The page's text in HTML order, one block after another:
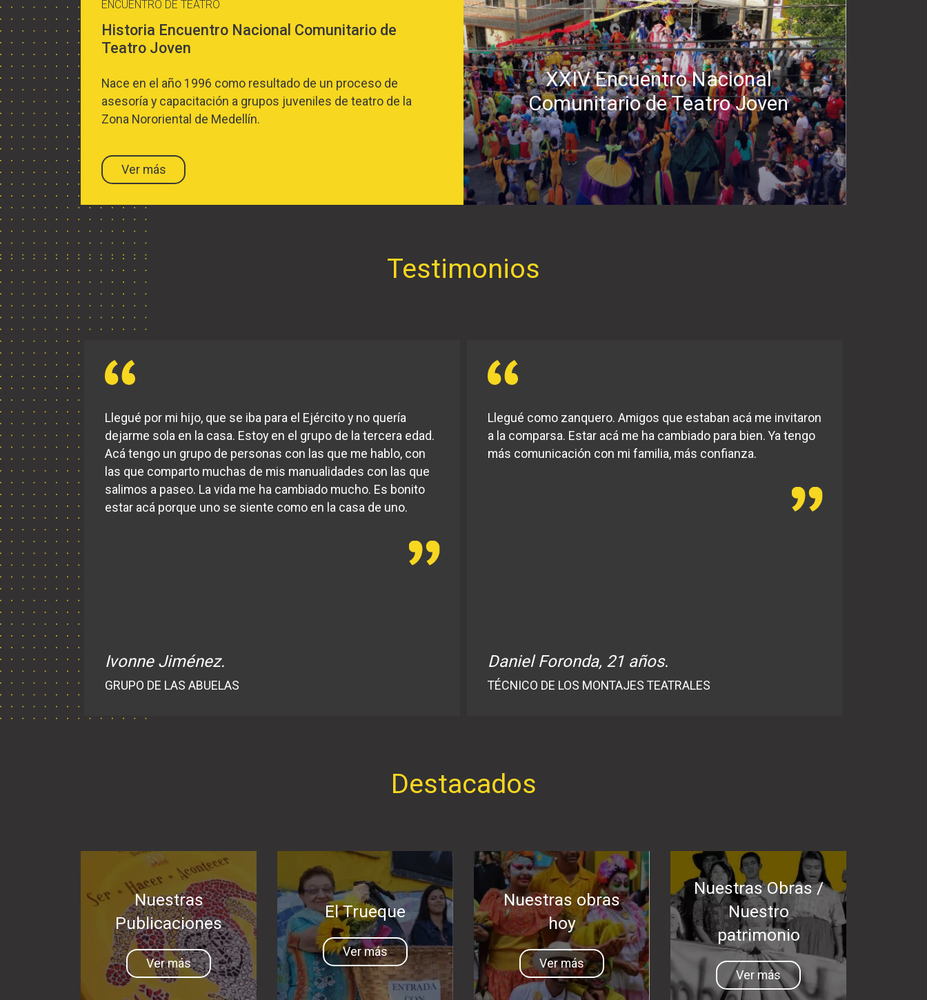
ENCUENTRO DE TEATRO
Historia Encuentro Nacional Comunitario de
Teatro Joven
Nace en el año 1996 como resultado de un proceso de
asesoría y capacitación a grupos juveniles de teatro de la
Zona Nororiental de Medellín.
Ver más
XXIV Encuentro Nacional
Comunitario de Teatro Joven
Testimonios
Llegué por mi hijo, que se iba para el Ejército y no quería
dejarme sola en la casa. Estoy en el grupo de la tercera edad.
Acá tengo un grupo de personas con las que me hablo, con
las que comparto muchas de mis manualidades con las que
salimos a paseo. La vida me ha cambiado mucho. Es bonito
estar acá porque uno se siente como en la casa de uno.
Ivonne Jiménez.
GRUPO DE LAS ABUELAS
Llegué como zanquero. Amigos que estaban acá me invitaron
a la comparsa. Estar acá me ha cambiado para bien. Ya tengo
más comunicación con mi familia, más confianza.
Daniel Foronda, 21 años.
TÉCNICO DE LOS MONTAJES TEATRALES
Destacados
Nuestras
Publicaciones
Ver más
El Trueque
Ver más
Nuestras obras
hoy
Ver más
Nuestras Obras /
Nuestro
patrimonio
Ver más